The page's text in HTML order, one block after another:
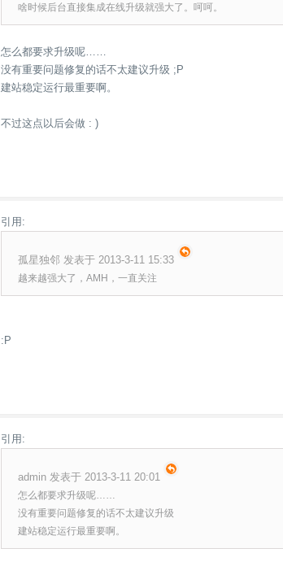
啥时候后台直接集成在线升级就强大了。呵呵。
怎么都要求升级呢……
没有重要问题修复的话不太建议升级 ;P
建站稳定运行最重要啊。
不过这点以后会做 : )
引用:
孤星独邻 发表于 2013-3-11 15:33
越来越强大了，AMH，一直关注
:P
引用:
admin 发表于 2013-3-11 20:01
怎么都要求升级呢……
没有重要问题修复的话不太建议升级
建站稳定运行最重要啊。